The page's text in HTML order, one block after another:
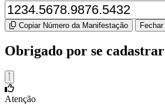
Copiar Número da Manifestação Fechar
Obrigado por se cadastrar
Atenção